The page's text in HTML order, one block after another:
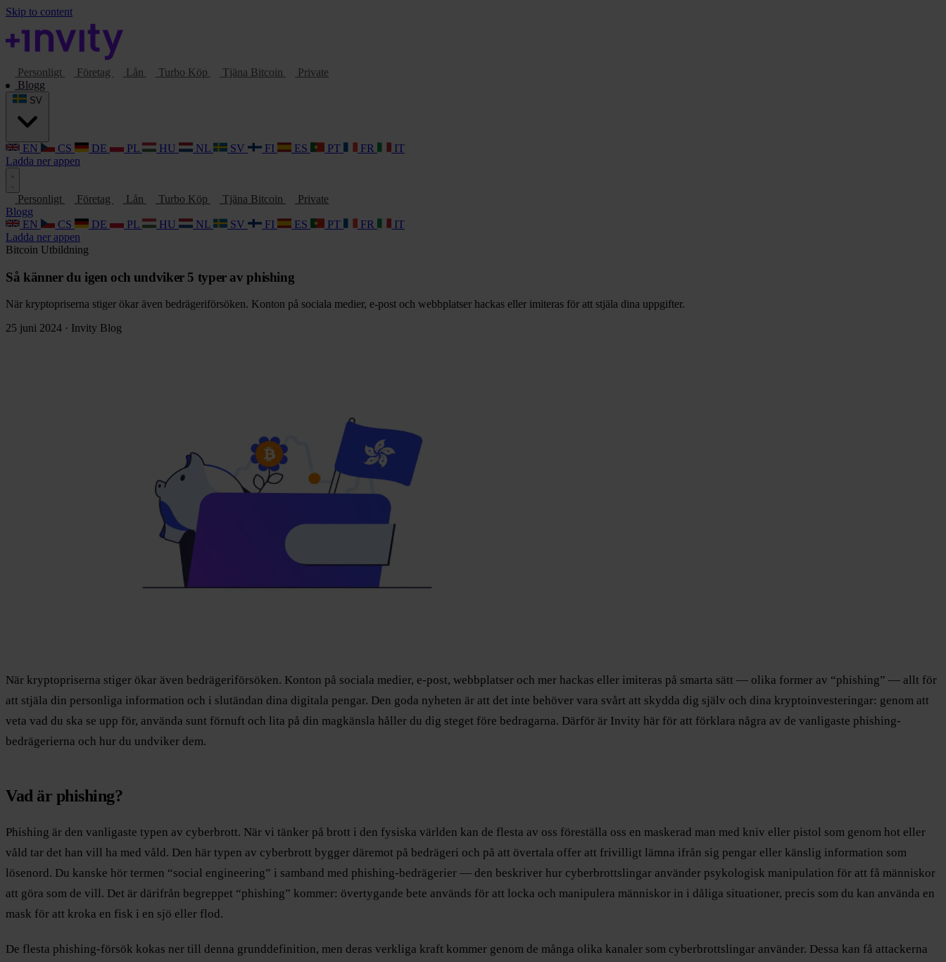
Skip to content
Personligt Företag Lån Turbo Köp Tjäna Bitcoin
Private
Blogg
EN CS DE PL HU NL SV FI ES PT FR
IT
Ladda ner appen
Personligt Företag Lån Turbo Köp Tjäna Bitcoin
Private
Blogg
EN
CS DE PL HU NL SV FI ES PT FR
IT
Ladda ner appen
Bitcoin Utbildning
Så känner du igen och undviker 5 typer av phishing
När kryptopriserna stiger ökar även bedrägeriförsöken. Konton på sociala medier, e-post och webbplatser hackas eller imiteras för att stjäla dina uppgifter.
25 juni 2024 · Invity Blog
När kryptopriserna stiger ökar även bedrägeriförsöken. Konton på sociala medier, e-post, webbplatser och mer hackas eller imiteras på smarta sätt — olika former av “phishing” — allt för
att stjäla din personliga information och i slutändan dina digitala pengar. Den goda nyheten är att det inte behöver vara svårt att skydda dig själv och dina kryptoinvesteringar: genom att
veta vad du ska se upp för, använda sunt förnuft och lita på din magkänsla håller du dig steget före bedragarna. Därför är Invity här för att förklara några av de vanligaste phishing-
bedrägerierna och hur du undviker dem.
Vad är phishing?
Phishing är den vanligaste typen av cyberbrott. När vi tänker på brott i den fysiska världen kan de flesta av oss föreställa oss en maskerad man med kniv eller pistol som genom hot eller
våld tar det han vill ha med våld. Den här typen av cyberbrott bygger däremot på bedrägeri och på att övertala offer att frivilligt lämna ifrån sig pengar eller känslig information som
lösenord. Du kanske hör termen “social engineering” i samband med phishing-bedrägerier — den beskriver hur cyberbrottslingar använder psykologisk manipulation för att få människor
att göra som de vill. Det är därifrån begreppet “phishing” kommer: övertygande bete används för att locka och manipulera människor in i dåliga situationer, precis som du kan använda en
mask för att kroka en fisk i en sjö eller flod.
De flesta phishing-försök kokas ner till denna grunddefinition, men deras verkliga kraft kommer genom de många olika kanaler som cyberbrottslingar använder. Dessa kan få attackerna